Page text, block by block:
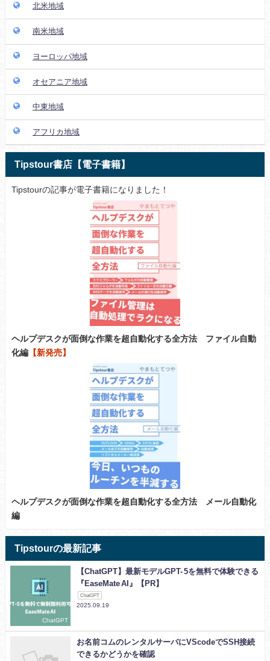
北米地域
南米地域
ヨーロッパ地域
オセアニア地域
中東地域
アフリカ地域
Tipstour書店【電子書籍】
Tipstourの記事が電子書籍になりました！
ヘルプデスクが面倒な作業を超自動化する全方法 ファイル自動
化編 【新発売】
ヘルプデスクが面倒な作業を超自動化する全方法 メール自動化
編
Tipstourの最新記事
ChatGPT
【ChatGPT】最新モデルGPT- 5を無料で体験できる
『EaseMate AI』【PR】
ChatGPT
2025.09.19
お名前コムのレンタルサーバにVScodeでSSH接続
できるかどうかを確認